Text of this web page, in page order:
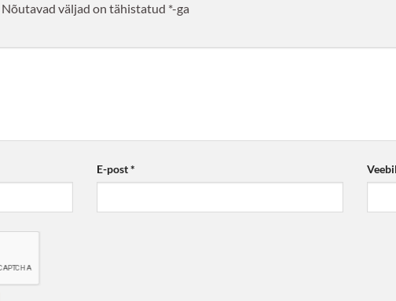
Nõutavad väljad on tähistatud *-ga
E-post*